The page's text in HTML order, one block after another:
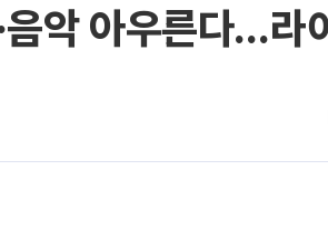
음악 아우른다…라